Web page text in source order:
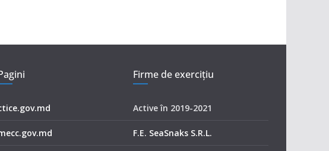
Firme de exerciţiu
Active în 2019-2021
F.E. SeaSnaks S.R.L.